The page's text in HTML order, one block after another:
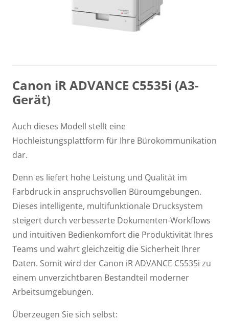
Canon iR ADVANCE C5535i (A3-
Gerät)
Auch dieses Modell stellt eine
Hochleistungsplattform für Ihre Bürokommunikation
dar.
Denn es liefert hohe Leistung und Qualität im
Farbdruck in anspruchsvollen Büroumgebungen.
Dieses intelligente, multifunktionale Drucksystem
steigert durch verbesserte Dokumenten-Workflows
und intuitiven Bedienkomfort die Produktivität Ihres
Teams und wahrt gleichzeitig die Sicherheit Ihrer
Daten. Somit wird der Canon iR ADVANCE C5535i zu
einem unverzichtbaren Bestandteil moderner
Arbeitsumgebungen.
Überzeugen Sie sich selbst: